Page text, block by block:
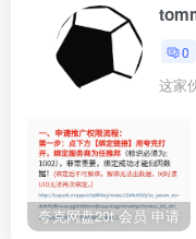
0
这家
夸克网盘20t 会员 申请